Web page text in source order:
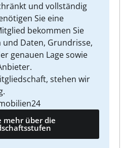
und vollständig
Sie eine
bekommen Sie
Daten, Grundrisse,
genauen Lage sowie
stehen wir
mehr über die